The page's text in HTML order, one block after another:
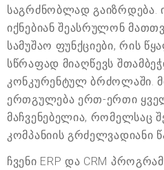
საგრძნობლად გაიზრდება.
იქნებიან შეასრულონ
სამუშაო ფუნქციები, რის
სწრაფად მიაღწევს
კონკურენტულ ბრძოლაში.
ერთგულება ერთ-ერთი
მაჩვენებელია, რომელსაც
კომპანიის გრძელვადიანი
ჩვენი ERP და CRM